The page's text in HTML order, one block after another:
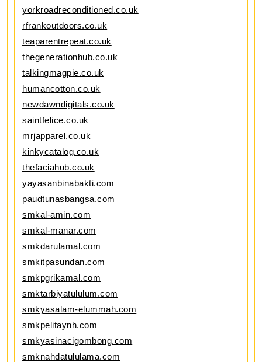
yorkroadreconditioned.co.uk
rfrankoutdoors.co.uk
teaparentrepeat.co.uk
thegenerationhub.co.uk
talkingmagpie.co.uk
humancotton.co.uk
newdawndigitals.co.uk
saintfelice.co.uk
mrjapparel.co.uk
kinkycatalog.co.uk
thefaciahub.co.uk
yayasanbinabakti.com
paudtunasbangsa.com
smkal-amin.com
smkal-manar.com
smkdarulamal.com
smkitpasundan.com
smkpgrikamal.com
smktarbiyatululum.com
smkyasalam-elummah.com
smkpelitaynh.com
smkyasinacigombong.com
smknahdatululama.com